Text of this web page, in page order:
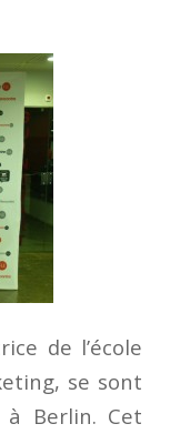
de l’école
se sont
à Berlin. Cet